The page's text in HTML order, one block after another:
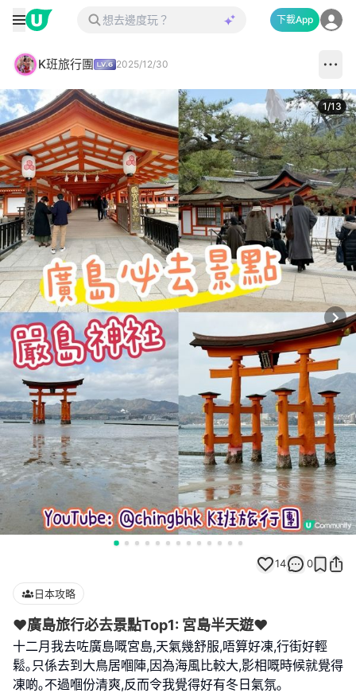
下載App
K班旅行團 2025/12/30
1/13
14 0
日本攻略
❤️廣島旅行必去景點Top1: 宮島半天遊❤️
十二月我去咗廣島嘅宮島,天氣幾舒服,唔算好凍,行街好輕
鬆｡只係去到大鳥居嗰陣,因為海風比較大,影相嘅時候就覺得
凍啲｡不過嗰份清爽,反而令我覺得好有冬日氣氛｡